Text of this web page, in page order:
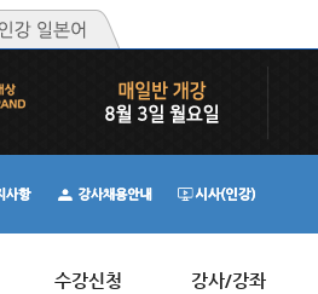
수강신청 강사/강좌